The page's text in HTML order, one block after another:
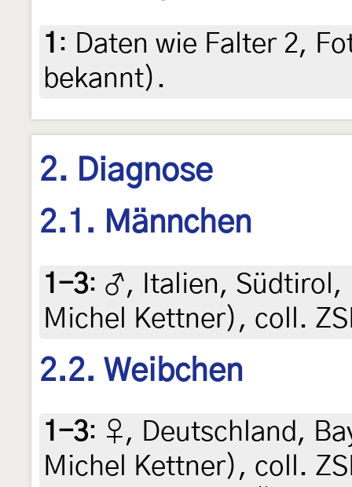
1 : Daten wie Falter 2,
bekannt).
2. Diagnose
2.1. Männchen
1-3: ♂, Italien, Südtirol,
Michel Kettner), coll.
2.2. Weibchen
1-3: ♀, Deutschland,
Michel Kettner), coll.